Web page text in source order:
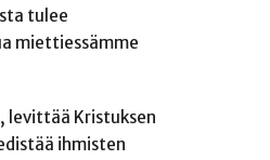
tulee
miettiessämme
levittää Kristuksen
ihmisten